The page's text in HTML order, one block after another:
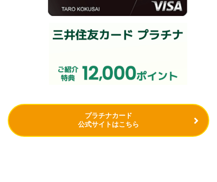
プラチナカード
公式サイトはこちら